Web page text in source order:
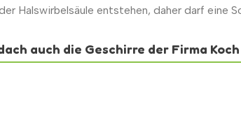
Halswirbelsäule entstehen, daher darf eine
auch die Geschirre der Firma